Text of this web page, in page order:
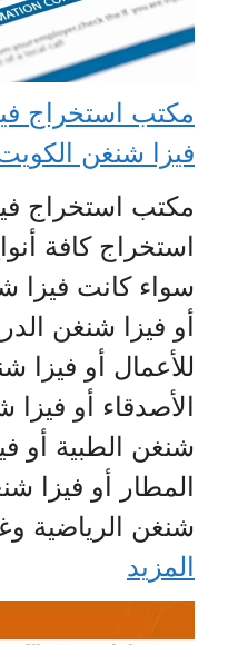
فيزا شنغن
مكتب استخراج
استخراج كافة
سواء كانت فيزا
أو فيزا شنغن
للأعمال أو فيزا
الأصدقاء أو فيزا
شنغن الطبية أو
المطار أو فيزا
شنغن الرياضية
المزيد